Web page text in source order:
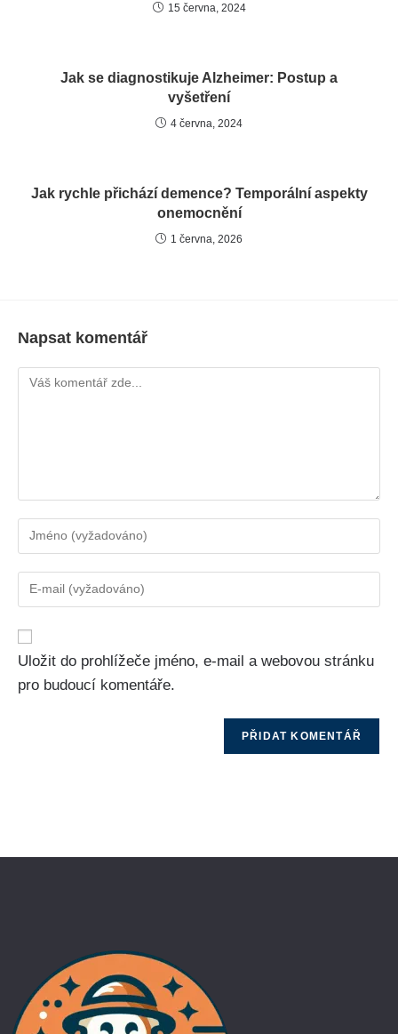
15 června, 2024
Jak se diagnostikuje Alzheimer: Postup a
vyšetření
4 června, 2024
Jak rychle přichází demence? Temporální aspekty
onemocnění
1 června, 2026
Napsat komentář
Uložit do prohlížeče jméno, e-mail a webovou stránku
pro budoucí komentáře.